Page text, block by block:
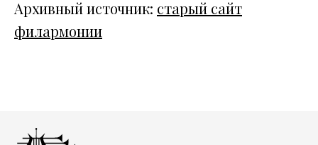
Архивный источник: старый сайт
филармонии